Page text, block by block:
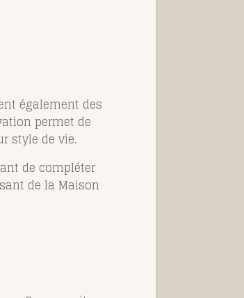
également des
permet de
style de vie.
de compléter
de la Maison